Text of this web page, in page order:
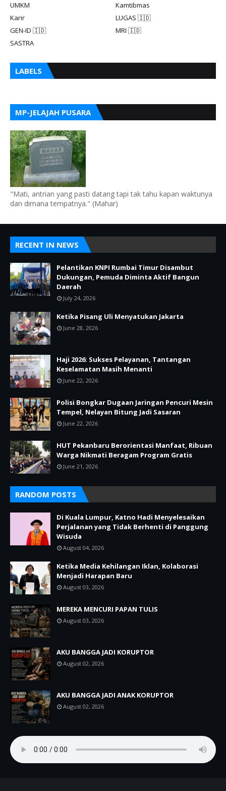
UMKM
Kamtibmas
Karir
LUGAS 🇮🇩
GEN-ID 🇮🇩
MRI 🇮🇩
SASTRA
LABELS
MP-JELAJAH PUSARA
"Mati, antrian yang pasti datang tapi tak tahu kapan waktunya
dan dimana tempatnya." (Mahar)
RECENT IN NEWS
Pelantikan KNPI Rumbai Timur Disambut
Dukungan, Pemuda Diminta Aktif Bangun
Daerah
July 24, 2026
Ketika Pisang Uli Menyatukan Jakarta
June 28, 2026
Haji 2026: Sukses Pelayanan, Tantangan
Keselamatan Masih Menanti
June 22, 2026
Polisi Bongkar Dugaan Jaringan Pencuri Mesin
Tempel, Nelayan Bitung Jadi Sasaran
June 22, 2026
HUT Pekanbaru Berorientasi Manfaat, Ribuan
Warga Nikmati Beragam Program Gratis
June 21, 2026
RANDOM POSTS
Di Kuala Lumpur, Katno Hadi Menyelesaikan
Perjalanan yang Tidak Berhenti di Panggung
Wisuda
August 04, 2026
Ketika Media Kehilangan Iklan, Kolaborasi
Menjadi Harapan Baru
August 03, 2026
MEREKA MENCURI PAPAN TULIS
August 03, 2026
AKU BANGGA JADI KORUPTOR
August 02, 2026
AKU BANGGA JADI ANAK KORUPTOR
August 02, 2026